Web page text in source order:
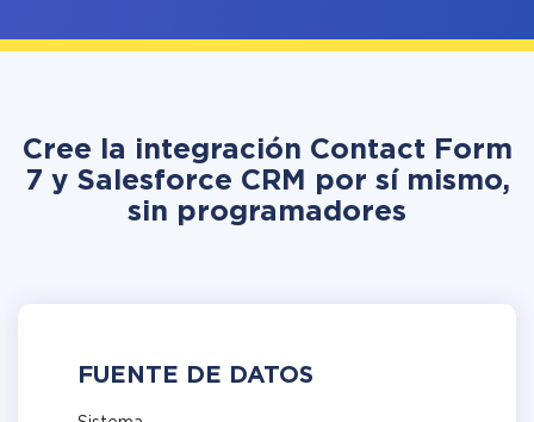
Cree la integración Contact Form
7 y Salesforce CRM por sí mismo,
sin programadores
FUENTE DE DATOS